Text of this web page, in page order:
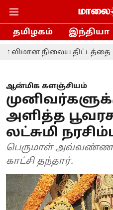
தமிழகம் இந்தியா
நிலைய திட்டத்தை
ஆன்மிக களஞ்சியம்
அளித்த
லட்சுமி
பெருமாள்
காட்சி தந்தார்.